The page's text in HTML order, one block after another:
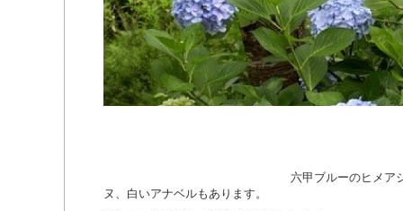
六甲ブルーのヒメアジサイ以外
ヌ、白いアナベルもあります。